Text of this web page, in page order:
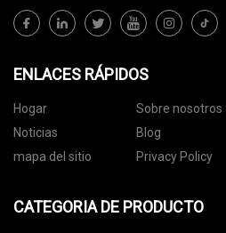
ENLACES RÁPIDOS
Hogar Sobre nosotros
Noticias
Blog
mapa del sitio
Privacy Policy
CATEGORIA DE PRODUCTO